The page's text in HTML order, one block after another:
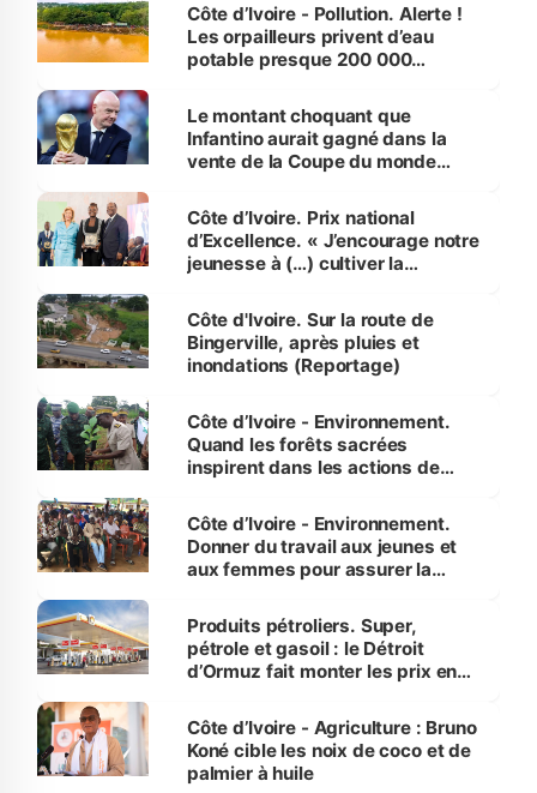
Côte d’Ivoire - Pollution. Alerte !
Les orpailleurs privent d’eau
potable presque 200 000
Le montant choquant que
Infantino aurait gagné dans la
vente de la Coupe du monde
Côte d’Ivoire. Prix national
d’Excellence. « J’encourage notre
jeunesse à (…) cultiver la
(Alassane Ouattara
Côte d'Ivoire. Sur la route de
Bingerville, après pluies et
inondations (Reportage)
Côte d’Ivoire - Environnement.
Quand les forêts sacrées
inspirent dans les actions de
Côte d’Ivoire - Environnement.
Donner du travail aux jeunes et
aux femmes pour assurer la
menacées
Produits pétroliers. Super,
pétrole et gasoil : le Détroit
d’Ormuz fait monter les prix en
Côte d’Ivoire - Agriculture : Bruno
Koné cible les noix de coco et de
palmier à huile